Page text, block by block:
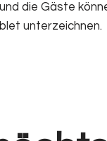
die Gäste
unterzeichnen.